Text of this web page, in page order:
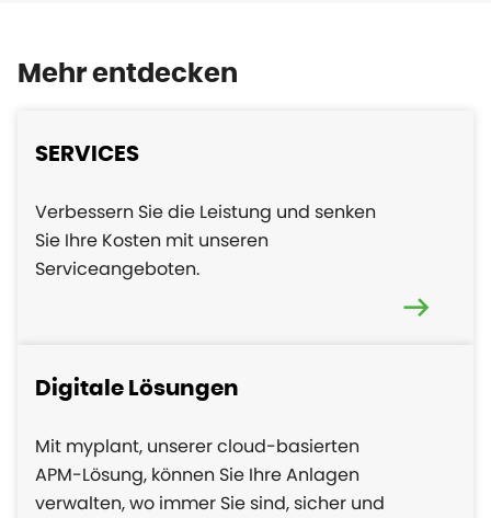
Mehr entdecken
SERVICES
Verbessern Sie die Leistung und senken
Sie Ihre Kosten mit unseren
Serviceangeboten.
Digitale Lösungen
Mit myplant, unserer cloud-basierten
APM-Lösung, können Sie Ihre Anlagen
verwalten, wo immer Sie sind, sicher und